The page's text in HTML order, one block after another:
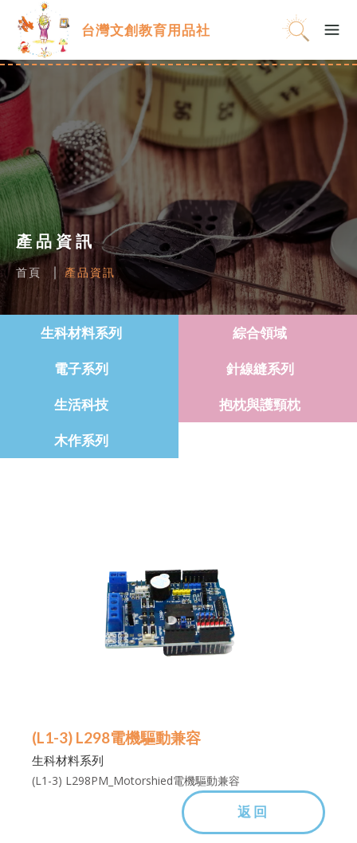
台灣文創教育用品社
產品資訊
首頁 產品資訊
生科材料系列 綜合領域
電子系列 針線縫系列
生活科技 抱枕與護頸枕
木作系列
(L1-3) L298電機驅動兼容
生科材料系列
(L1-3) L298PM_Motorshied電機驅動兼容
返回